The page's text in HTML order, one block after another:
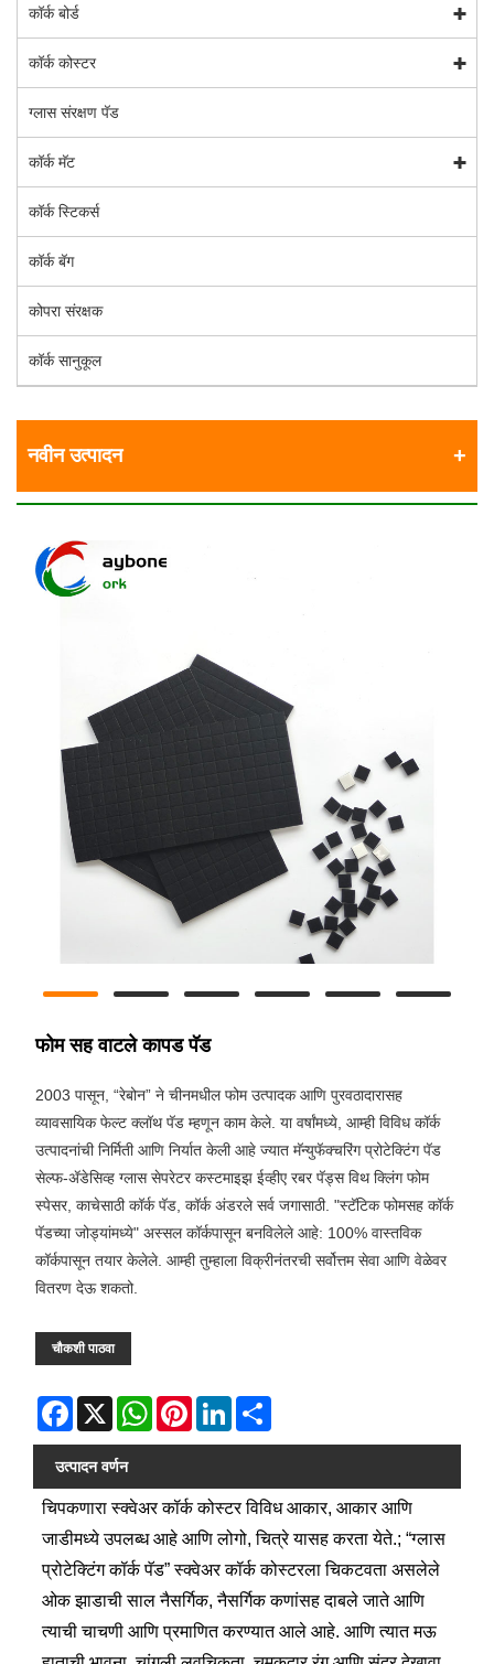
कॉर्क बोर्ड
कॉर्क कोस्टर
ग्लास संरक्षण पॅड
कॉर्क मॅट
कॉर्क स्टिकर्स
कॉर्क बॅग
कोपरा संरक्षक
कॉर्क सानुकूल
नवीन उत्पादन
फोम सह वाटले कापड पॅड
2003 पासून, “रेबोन” ने चीनमधील फोम उत्पादक आणि पुरवठादारासह
व्यावसायिक फेल्ट क्लॉथ पॅड म्हणून काम केले. या वर्षांमध्ये, आम्ही विविध कॉर्क
उत्पादनांची निर्मिती आणि निर्यात केली आहे ज्यात मॅन्युफॅक्चरिंग प्रोटेक्टिंग पॅड
सेल्फ-ॲडेसिव्ह ग्लास सेपरेटर कस्टमाइझ ईव्हीए रबर पॅड्स विथ क्लिंग फोम
स्पेसर, काचेसाठी कॉर्क पॅड, कॉर्क अंडरले सर्व जगासाठी. "स्टॅटिक फोमसह कॉर्क
पॅडच्या जोड्यांमध्ये" अस्सल कॉर्कपासून बनविलेले आहे: 100% वास्तविक
कॉर्कपासून तयार केलेले. आम्ही तुम्हाला विक्रीनंतरची सर्वोत्तम सेवा आणि वेळेवर
वितरण देऊ शकतो.
चौकशी पाठवा
Facebook
X WhatsAppPinterestLinkedIn
उत्पादन वर्णन
चिपकणारा स्क्वेअर कॉर्क कोस्टर विविध आकार, आकार आणि
जाडीमध्ये उपलब्ध आहे आणि लोगो, चित्रे यासह करता येते.; “ग्लास
प्रोटेक्टिंग कॉर्क पॅड” स्क्वेअर कॉर्क कोस्टरला चिकटवता असलेले
ओक झाडाची साल नैसर्गिक, नैसर्गिक कणांसह दाबले जाते आणि
त्याची चाचणी आणि प्रमाणित करण्यात आले आहे. आणि त्यात मऊ